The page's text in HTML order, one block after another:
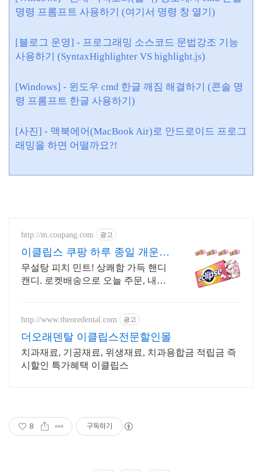
명령 프롬프트 사용하기 (여기서 명령 창 열기)
[블로그 운영] - 프로그래밍 소스코드 문법강조 기능
사용하기 (SyntaxHighlighter VS highlight.js)
[Windows] - 윈도우 cmd 한글 깨짐 해결하기 (콘솔 명
령 프롬프트 한글 사용하기)
[사진] - 맥북에어(MacBook Air)로 안드로이드 프로그
래밍을 하면 어떨까요?!
http://m.coupang.com 광고
이클립스 쿠팡 하루 종일 개운하
게
무설탕 피치 민트! 상쾌함 가득 핸디
캔디. 로켓배송으로 오늘 주문, 내일
안심!
http://www.theoredental.com 광고
더오래덴탈 이클립스전문할인몰
치과재료, 기공재료, 위생재료, 치과용합금 적립금 즉
시할인 특가혜택 이클립스
8 구독하기